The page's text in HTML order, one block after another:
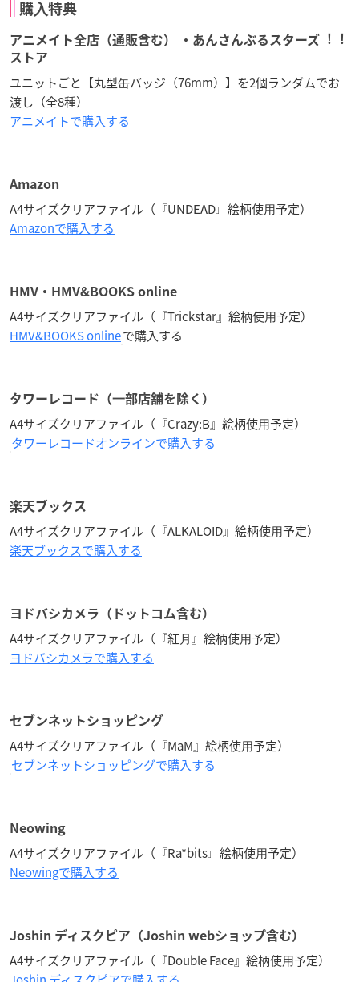
購⼊特典
アニメイト全店（通販含む） ・あんさんぶるスターズ︕︕
ストア
ユニットごと【丸型⽸バッジ（76mm）】を2個ランダムでお
渡し（全8種）
アニメイトで購入する
Amazon
A4サイズクリアファイル（『UNDEAD』絵柄使⽤予定）
Amazonで購入する
HMV・HMV&BOOKS online
A4サイズクリアファイル（『Trickstar』絵柄使⽤予定）
HMV&BOOKS onlineで購入する
タワーレコード（⼀部店舗を除く）
A4サイズクリアファイル（『Crazy:B』絵柄使⽤予定）
タワーレコードオンラインで購入する
楽天ブックス
A4サイズクリアファイル（『ALKALOID』絵柄使⽤予定）
楽天ブックスで購入する
ヨドバシカメラ（ドットコム含む）
A4サイズクリアファイル（『紅⽉』絵柄使⽤予定）
ヨドバシカメラで購入する
セブンネットショッピング
A4サイズクリアファイル（『MaM』絵柄使⽤予定）
セブンネットショッピングで購入する
Neowing
A4サイズクリアファイル（『Ra*bits』絵柄使⽤予定）
Neowingで購入する
Joshin ディスクピア（Joshin webショップ含む）
A4サイズクリアファイル（『Double Face』絵柄使⽤予定）